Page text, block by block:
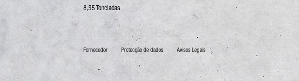
8,55 Toneladas
Fornecedor Protecção de dados Avisos Legais